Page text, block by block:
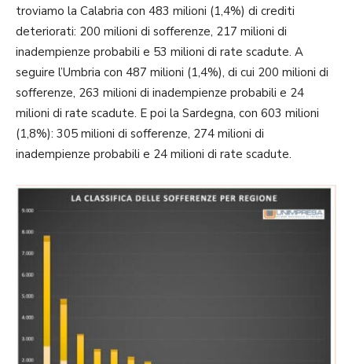
troviamo la Calabria con 483 milioni (1,4%) di crediti
deteriorati: 200 milioni di sofferenze, 217 milioni di
inadempienze probabili e 53 milioni di rate scadute. A
seguire l’Umbria con 487 milioni (1,4%), di cui 200 milioni di
sofferenze, 263 milioni di inadempienze probabili e 24
milioni di rate scadute. E poi la Sardegna, con 603 milioni
(1,8%): 305 milioni di sofferenze, 274 milioni di
inadempienze probabili e 24 milioni di rate scadute.